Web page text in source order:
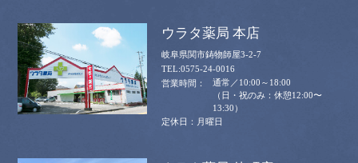
ウラタ薬局 本店
岐阜県関市鋳物師屋3-2-7
0575-24-0016
通常／10:00～18:00
（日・祝のみ：休憩12:00〜
13:30）
月曜日